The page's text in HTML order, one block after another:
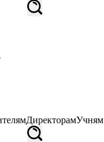
ДиректорамУчням